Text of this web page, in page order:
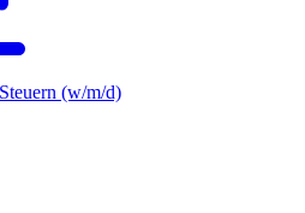
(w/m/d)